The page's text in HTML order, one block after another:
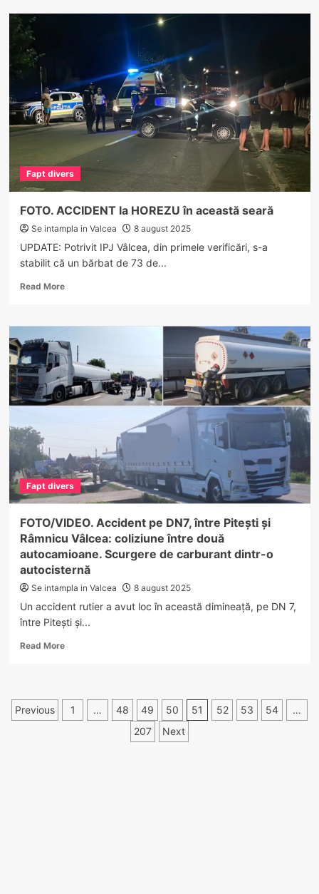
FOTO/VIDEO.
la
Stolniceni.
Viteza
i-
viața
unui
bărbat
Fapt divers
FOTO. ACCIDENT la HOREZU în această seară
Se intampla in Valcea 8 august 2025
UPDATE: Potrivit IPJ Vâlcea, din primele verificări, s-a
stabilit că un bărbat de 73 de...
Read MoreRead
FOTO.
la
HOREZU
în
această
seară
Fapt divers
FOTO/VIDEO. Accident pe DN7, între Pitești și
Râmnicu Vâlcea: coliziune între două
autocamioane. Scurgere de carburant dintr-o
autocisternă
Se intampla in Valcea 8 august 2025
Un accident rutier a avut loc în această dimineață, pe DN 7,
între Pitești și...
Read MoreRead
Accident
pe
Paginație
Previous 1 … 48 49 50 51 52 53 54
…
207
Next